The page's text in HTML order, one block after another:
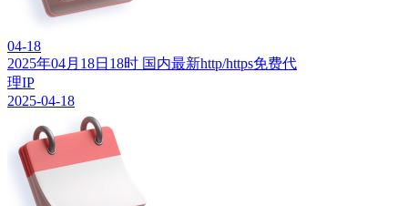
04-18
2025年04月18日18时 国内最新http/https免费代
理IP
2025-04-18